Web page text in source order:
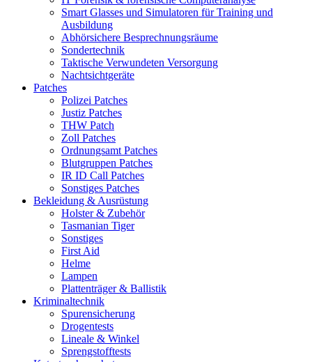
Smart Glasses und Simulatoren für Training und
Ausbildung
Abhörsichere Besprechnungsräume
Sondertechnik
Taktische Verwundeten Versorgung
Nachtsichtgeräte
Patches
Polizei Patches
Justiz Patches
THW Patch
Zoll Patches
Ordnungsamt Patches
Blutgruppen Patches
IR ID Call Patches
Sonstiges Patches
Bekleidung & Ausrüstung
Holster & Zubehör
Tasmanian Tiger
Sonstiges
First Aid
Helme
Lampen
Plattenträger & Ballistik
Kriminaltechnik
Spurensicherung
Drogentests
Lineale & Winkel
Sprengstofftests